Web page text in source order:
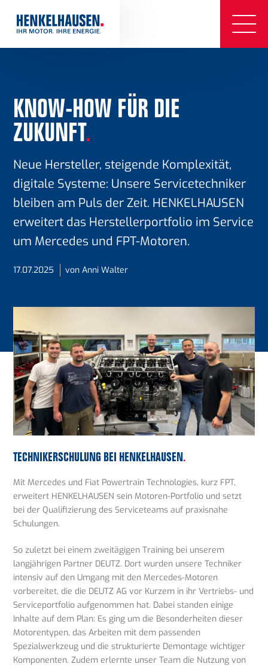
KNOW-HOW FÜR DIE
ZUKUNFT.
Neue Hersteller, steigende Komplexität,
digitale Systeme: Unsere Servicetechniker
bleiben am Puls der Zeit. HENKELHAUSEN
erweitert das Herstellerportfolio im Service
um Mercedes und FPT-Motoren.
17.07.2025 von Anni Walter
TECHNIKERSCHULUNG BEI HENKELHAUSEN.
Mit Mercedes und Fiat Powertrain Technologies, kurz FPT,
erweitert HENKELHAUSEN sein Motoren-Portfolio und setzt
bei der Qualifizierung des Serviceteams auf praxisnahe
Schulungen.
So zuletzt bei einem zweitägigen Training bei unserem
langjährigen Partner DEUTZ. Dort wurden unsere Techniker
intensiv auf den Umgang mit den Mercedes-Motoren
vorbereitet, die die DEUTZ AG vor Kurzem in ihr Vertriebs- und
Serviceportfolio aufgenommen hat. Dabei standen einige
Inhalte auf dem Plan: Es ging um die Besonderheiten dieser
Motorentypen, das Arbeiten mit dem passenden
Spezialwerkzeug und die strukturierte Demontage wichtiger
Komponenten. Zudem erlernte unser Team die Nutzung von